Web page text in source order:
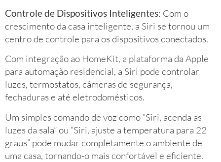
Controle de Dispositivos Inteligentes: Com o
crescimento da casa inteligente, a Siri se tornou um
centro de controle para os dispositivos conectados.
Com integração ao HomeKit, a plataforma da Apple
para automação residencial, a Siri pode controlar
luzes, termostatos, câmeras de segurança,
fechaduras e até eletrodomésticos.
Um simples comando de voz como “Siri, acenda as
luzes da sala” ou “Siri, ajuste a temperatura para 22
graus” pode mudar completamente o ambiente de
uma casa, tornando-o mais confortável e eficiente.